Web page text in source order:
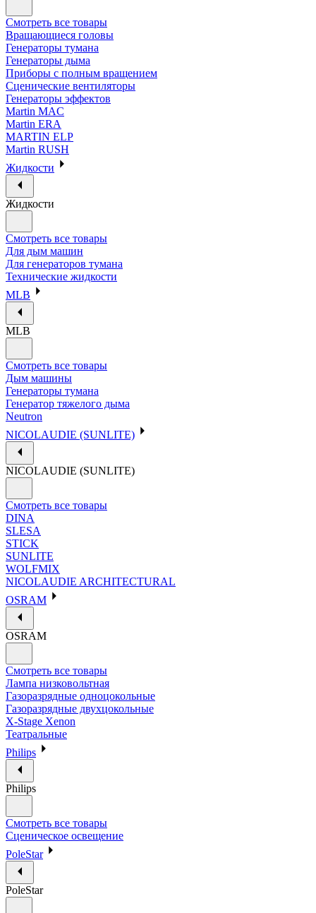
Смотреть все товары
Вращающиеся головы
Генераторы тумана
Генераторы дыма
Приборы с полным вращением
Сценические вентиляторы
Генераторы эффектов
Martin MAC
Martin ERA
MARTIN ELP
Martin RUSH
Жидкости
Жидкости
Смотреть все товары
Для дым машин
Для генераторов тумана
Технические жидкости
MLB
MLB
Смотреть все товары
Дым машины
Генераторы тумана
Генератор тяжелого дыма
Neutron
NICOLAUDIE (SUNLITE)
NICOLAUDIE (SUNLITE)
Смотреть все товары
DINA
SLESA
STICK
SUNLITE
WOLFMIX
NICOLAUDIE ARCHITECTURAL
OSRAM
OSRAM
Смотреть все товары
Лампа низковольтная
Газоразрядные одноцокольные
Газоразрядные двухцокольные
X-Stage Xenon
Театральные
Philips
Philips
Смотреть все товары
Сценическое освещение
PoleStar
PoleStar